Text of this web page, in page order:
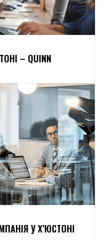
– QUINN
У Х’ЮСТОНІ